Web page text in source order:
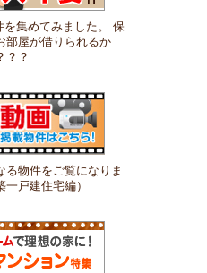
集めてみました。 保
部屋が借りられるか
？？
る物件をご覧になりま
戸建住宅編）